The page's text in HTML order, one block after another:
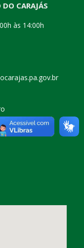
CARAJÁS
às 14:00h